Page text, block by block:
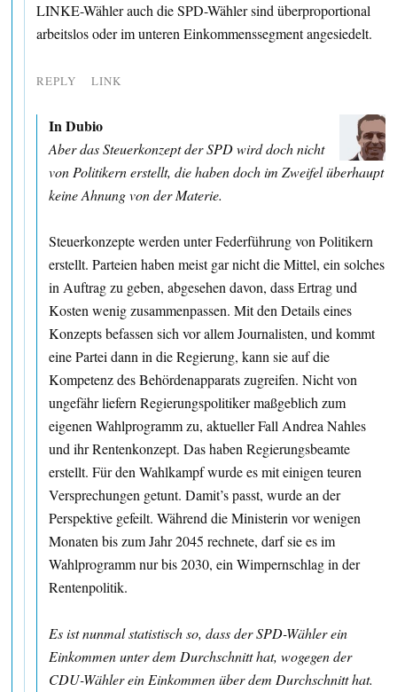
LINKE-Wähler auch die SPD-Wähler sind überproportional
arbeitslos oder im unteren Einkommenssegment angesiedelt.
REPLY LINK
In Dubio
Aber das Steuerkonzept der SPD wird doch nicht
von Politikern erstellt, die haben doch im Zweifel überhaupt
keine Ahnung von der Materie.
Steuerkonzepte werden unter Federführung von Politikern
erstellt. Parteien haben meist gar nicht die Mittel, ein solches
in Auftrag zu geben, abgesehen davon, dass Ertrag und
Kosten wenig zusammenpassen. Mit den Details eines
Konzepts befassen sich vor allem Journalisten, und kommt
eine Partei dann in die Regierung, kann sie auf die
Kompetenz des Behördenapparats zugreifen. Nicht von
ungefähr liefern Regierungspolitiker maßgeblich zum
eigenen Wahlprogramm zu, aktueller Fall Andrea Nahles
und ihr Rentenkonzept. Das haben Regierungsbeamte
erstellt. Für den Wahlkampf wurde es mit einigen teuren
Versprechungen getunt. Damit’s passt, wurde an der
Perspektive gefeilt. Während die Ministerin vor wenigen
Monaten bis zum Jahr 2045 rechnete, darf sie es im
Wahlprogramm nur bis 2030, ein Wimpernschlag in der
Rentenpolitik.
Es ist nunmal statistisch so, dass der SPD-Wähler ein
Einkommen unter dem Durchschnitt hat, wogegen der
CDU-Wähler ein Einkommen über dem Durchschnitt hat.